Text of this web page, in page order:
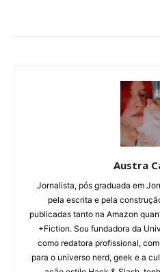
Austra
Jornalista, pós graduada em
pela escrita e pela
publicadas tanto na Amazon
+Fiction. Sou fundadora da
como redatora profissional,
para o universo nerd, geek e a